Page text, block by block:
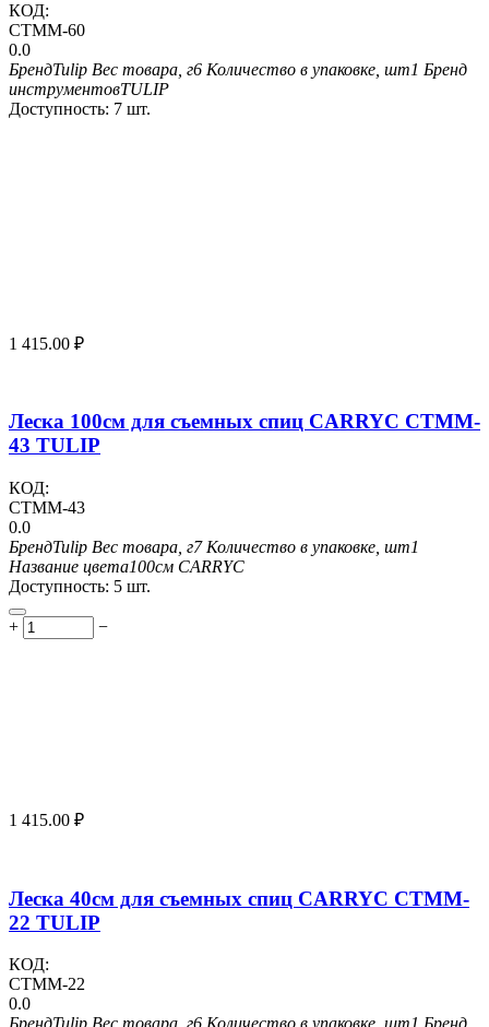
КОД:
CTMM-60
0.0
БрендTulip Вес товара, г6 Количество в упаковке, шт1 Бренд
инструментовTULIP
Доступность: 7 шт.
1 415.00 ₽
Леска 100см для съемных спиц CARRYC CTMM-
43 TULIP
КОД:
CTMM-43
0.0
БрендTulip Вес товара, г7 Количество в упаковке, шт1
Название цвета100см CARRYC
Доступность: 5 шт.
+ −
1 415.00 ₽
Леска 40см для съемных спиц CARRYC CTMM-
22 TULIP
КОД:
CTMM-22
0.0